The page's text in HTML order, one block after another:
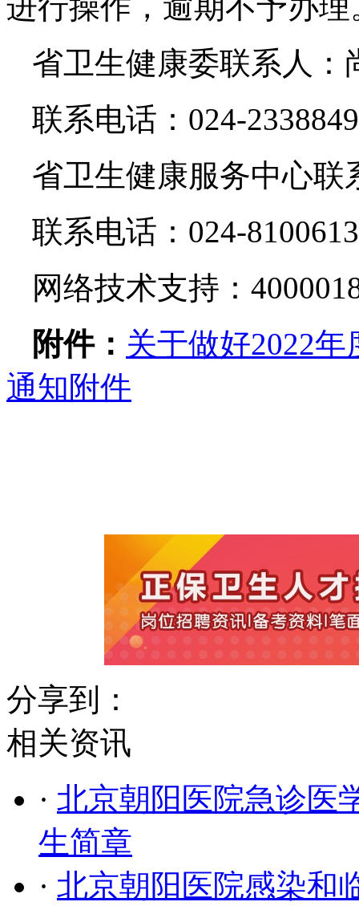
省卫生健康委联系人：
联系电话：024-
省卫生健康服务中心联
联系电话：024-
网络技术支持：
附件： 关于做好2022
通知附件
分享到：
相关资讯
· 北京朝阳医院急诊医
生简章
· 北京朝阳医院感染和